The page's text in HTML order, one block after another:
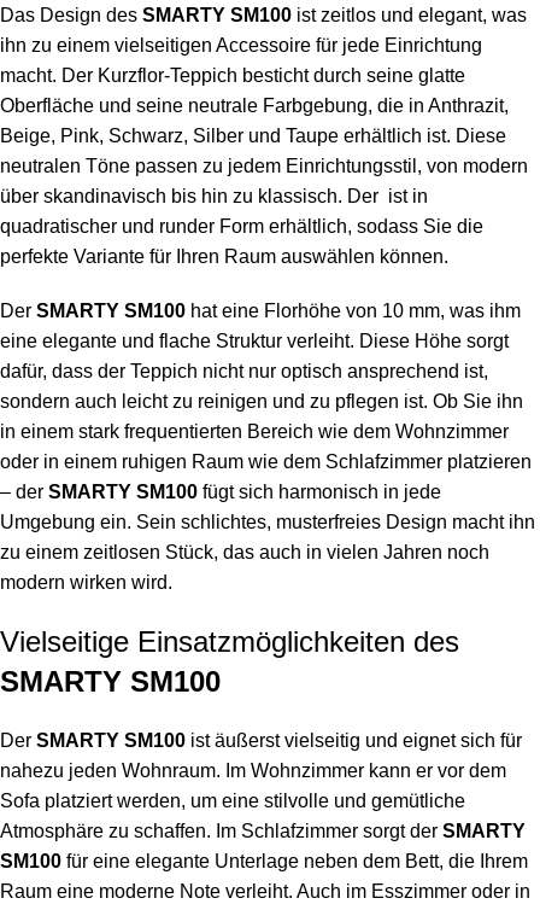
Das Design des SMARTY SM100 ist zeitlos und elegant, was
ihn zu einem vielseitigen Accessoire für jede Einrichtung
macht. Der Kurzflor-Teppich besticht durch seine glatte
Oberfläche und seine neutrale Farbgebung, die in Anthrazit,
Beige, Pink, Schwarz, Silber und Taupe erhältlich ist. Diese
neutralen Töne passen zu jedem Einrichtungsstil, von modern
über skandinavisch bis hin zu klassisch. Der ist in
quadratischer und runder Form erhältlich, sodass Sie die
perfekte Variante für Ihren Raum auswählen können.
Der SMARTY SM100 hat eine Florhöhe von 10 mm, was ihm
eine elegante und flache Struktur verleiht. Diese Höhe sorgt
dafür, dass der Teppich nicht nur optisch ansprechend ist,
sondern auch leicht zu reinigen und zu pflegen ist. Ob Sie ihn
in einem stark frequentierten Bereich wie dem Wohnzimmer
oder in einem ruhigen Raum wie dem Schlafzimmer platzieren
– der SMARTY SM100 fügt sich harmonisch in jede
Umgebung ein. Sein schlichtes, musterfreies Design macht ihn
zu einem zeitlosen Stück, das auch in vielen Jahren noch
modern wirken wird.
Vielseitige Einsatzmöglichkeiten des
SMARTY SM100
Der SMARTY SM100 ist äußerst vielseitig und eignet sich für
nahezu jeden Wohnraum. Im Wohnzimmer kann er vor dem
Sofa platziert werden, um eine stilvolle und gemütliche
Atmosphäre zu schaffen. Im Schlafzimmer sorgt der SMARTY
SM100 für eine elegante Unterlage neben dem Bett, die Ihrem
Raum eine moderne Note verleiht. Auch im Esszimmer oder in